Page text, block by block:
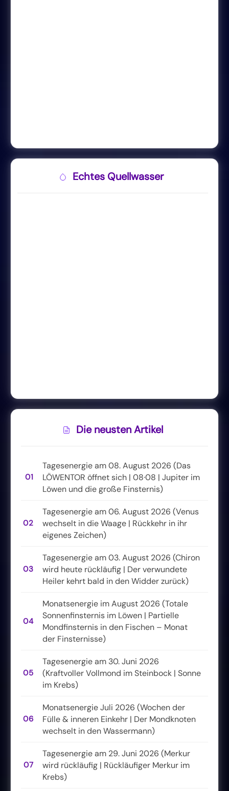
Echtes Quellwasser
Die neusten Artikel
01
Tagesenergie am 08. August 2026 (Das
LÖWENTOR öffnet sich | 08·08 | Jupiter im
Löwen und die große Finsternis)
02
Tagesenergie am 06. August 2026 (Venus
wechselt in die Waage | Rückkehr in ihr
eigenes Zeichen)
03
Tagesenergie am 03. August 2026 (Chiron
wird heute rückläufig | Der verwundete
Heiler kehrt bald in den Widder zurück)
04
Monatsenergie im August 2026 (Totale
Sonnenfinsternis im Löwen | Partielle
Mondfinsternis in den Fischen – Monat
der Finsternisse)
05
Tagesenergie am 30. Juni 2026
(Kraftvoller Vollmond im Steinbock | Sonne
im Krebs)
06
Monatsenergie Juli 2026 (Wochen der
Fülle & inneren Einkehr | Der Mondknoten
wechselt in den Wassermann)
07
Tagesenergie am 29. Juni 2026 (Merkur
wird rückläufig | Rückläufiger Merkur im
Krebs)